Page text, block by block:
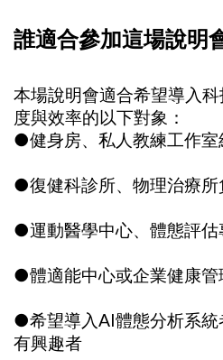
誰適合參加這場說明
本場說明會適合希望導入
度與效率的以下對象：
●健身房、私人教練工作室
●復健科診所、物理治療所
●運動醫學中心、體態評估
●體適能中心或企業健康管
●希望導入AI體態分析系統
有興趣者